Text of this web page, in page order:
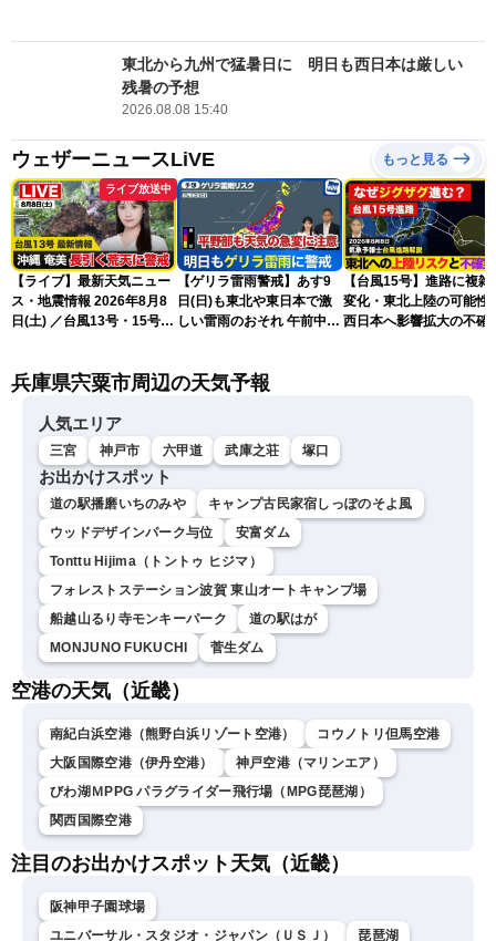
東北から九州で猛暑日に 明日も西日本は厳しい
残暑の予想
2026.08.08 15:40
ウェザーニュースLiVE もっと見る
ライブ放送中
【ライブ】最新天気ニュー
ス・地震情報 2026年8月8
日(土) ／台風13号・15号
ーニュースLiVEムーン・戸
【ゲリラ雷雨警戒】あす9
日(日)も東北や東日本で激
しい雷雨のおそれ 午前中か
【台風15号】進路に複雑
変化・東北上陸の可能性
西日本へ影響拡大の不確
兵庫県宍粟市周辺の天気予報
人気エリア
三宮 神戸市 六甲道 武庫之荘 塚口
お出かけスポット
道の駅播磨いちのみや
キャンプ古民家宿しっぽのそよ風
ウッドデザインパーク与位
安富ダム
Tonttu Hijima（トントゥ ヒジマ）
フォレストステーション波賀 東山オートキャンプ場
船越山るり寺モンキーパーク
道の駅はが
MONJUNO FUKUCHI
菅生ダム
空港の天気（近畿）
南紀白浜空港（熊野白浜リゾート空港）
コウノトリ但馬空港
大阪国際空港（伊丹空港）
神戸空港（マリンエア）
びわ湖ＭPPG パラグライダー飛行場（MPG琵琶湖）
関西国際空港
注目のお出かけスポット天気（近畿）
阪神甲子園球場
ユニバーサル・スタジオ・ジャパン（ＵＳＪ）
琵琶湖